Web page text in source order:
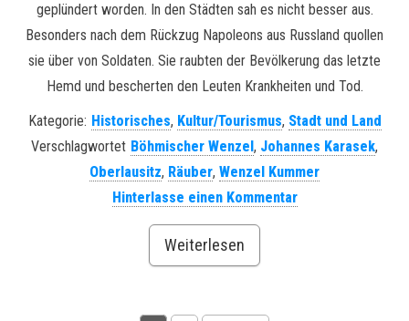
geplündert worden. In den Städten sah es nicht besser aus.
Besonders nach dem Rückzug Napoleons aus Russland quollen
sie über von Soldaten. Sie raubten der Bevölkerung das letzte
Hemd und bescherten den Leuten Krankheiten und Tod.
Kategorie: Historisches, Kultur/Tourismus, Stadt und Land
Verschlagwortet Böhmischer Wenzel , Johannes Karasek,
Oberlausitz, Räuber, Wenzel Kummer
Hinterlasse einen Kommentar
Weiterlesen